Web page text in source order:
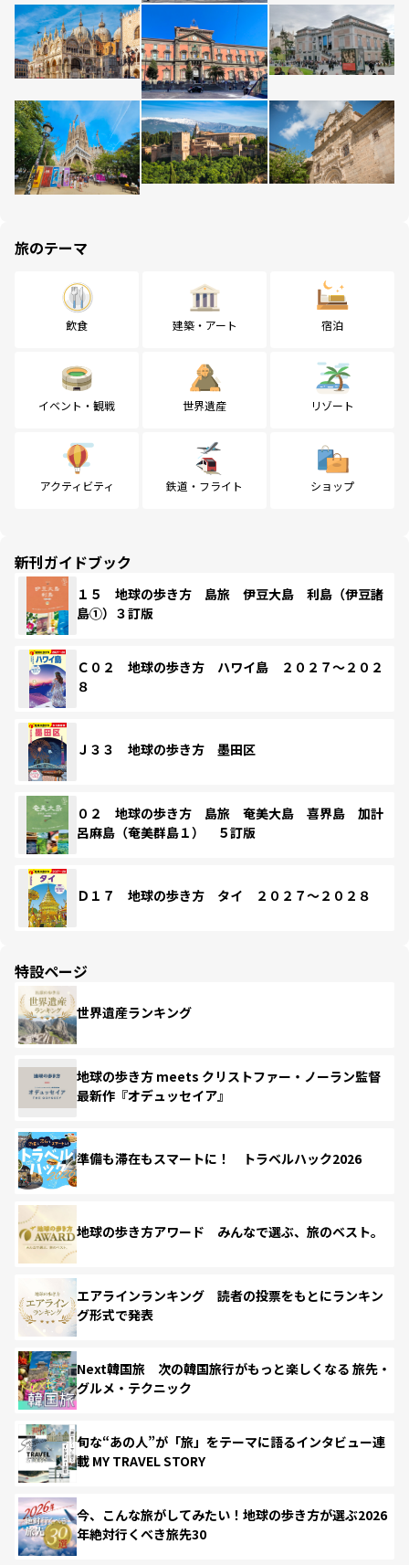
旅のテーマ
飲食 建築・アート 宿泊
イベント・観戦 世界遺産 リゾート
アクティビティ 鉄道・フライト ショップ
新刊ガイドブック
１５ 地球の歩き方 島旅 伊豆大島 利島（伊豆諸
島①）３訂版
Ｃ０２ 地球の歩き方 ハワイ島 ２０２７～２０２
８
Ｊ３３ 地球の歩き方 墨田区
０２ 地球の歩き方 島旅 奄美大島 喜界島 加計
呂麻島（奄美群島１） ５訂版
Ｄ１７ 地球の歩き方 タイ ２０２７～２０２８
特設ページ
世界遺産ランキング
地球の歩き方 meets クリストファー・ノーラン監督
最新作『オデュッセイア』
準備も滞在もスマートに！ トラベルハック2026
地球の歩き方アワード みんなで選ぶ、旅のベスト。
エアラインランキング 読者の投票をもとにランキン
グ形式で発表
Next韓国旅 次の韓国旅行がもっと楽しくなる 旅先・
グルメ・テクニック
旬な“あの人”が「旅」をテーマに語るインタビュー連
載 MY TRAVEL STORY
今、こんな旅がしてみたい！地球の歩き方が選ぶ2026
年絶対行くべき旅先30